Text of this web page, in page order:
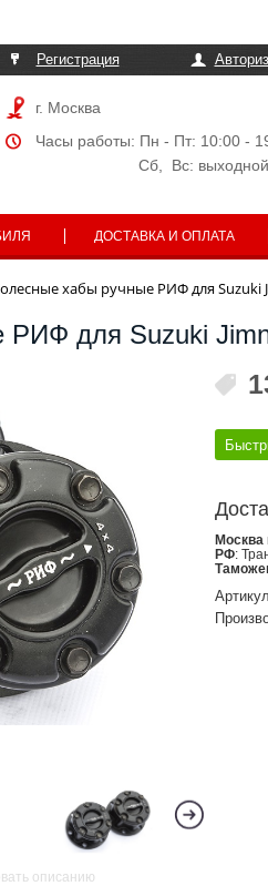
Регистрация
г. Москва
Часы работы: Пн - Пт: 10:00 -
Сб, Вс: выходной
ДОСТАВКА И ОПЛАТА
хабы ручные РИФ для Suzuki
РИФ для Suzuki
описанию
РФ: